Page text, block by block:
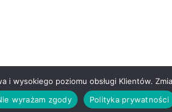
wysokiego poziomu obsługi Klientów.
wyrażam zgody Polityka prywatności